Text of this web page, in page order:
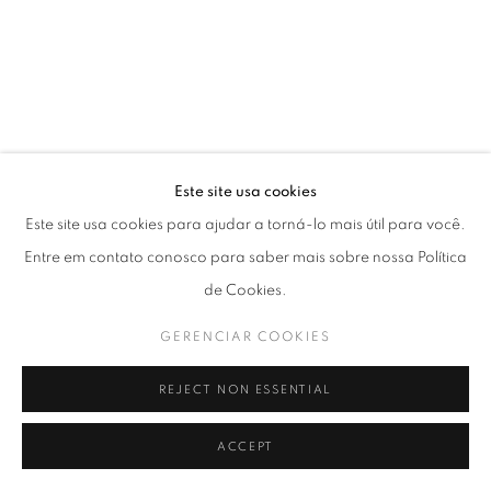
Este site usa cookies
Este site usa cookies para ajudar a torná-lo mais útil para você.
Entre em contato conosco para saber mais sobre nossa Política
de Cookies.
GERENCIAR COOKIES
REJECT NON ESSENTIAL
ACCEPT